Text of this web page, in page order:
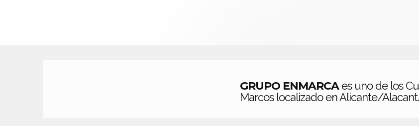
GRUPO ENMARCAes uno de los
Marcos localizado en Alicante/Alacant.